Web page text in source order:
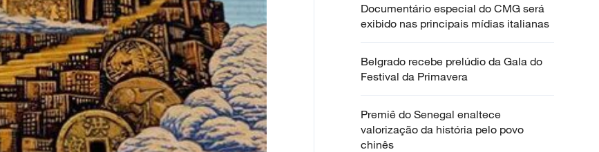
Documentário especial do CMG será
exibido nas principais mídias italianas
Belgrado recebe prelúdio da Gala do
Festival da Primavera
Premiê do Senegal enaltece
valorização da história pelo povo
chinês